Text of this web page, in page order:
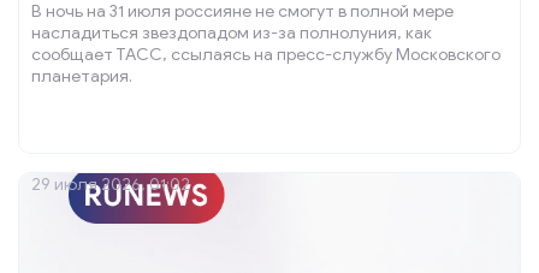
В ночь на 31 июля россияне не смогут в полной мере
насладиться звездопадом из-за полнолуния, как
сообщает ТАСС, ссылаясь на пресс-службу Московского
планетария.
29 июля 2026, 01:02